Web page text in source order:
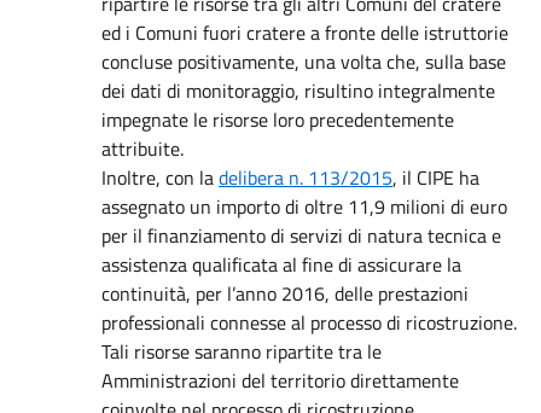
ed i Comuni fuori cratere a fronte delle istruttorie
concluse positivamente, una volta che, sulla base
dei dati di monitoraggio, risultino integralmente
impegnate le risorse loro precedentemente
attribuite.
Inoltre, con ladelibera n. 113/2015, il CIPE ha
assegnato un importo di oltre 11,9 milioni di euro
per il finanziamento di servizi di natura tecnica e
assistenza qualificata al fine di assicurare la
continuità, per l’anno 2016, delle prestazioni
professionali connesse al processo di ricostruzione.
Tali risorse saranno ripartite tra le
Amministrazioni del territorio direttamente